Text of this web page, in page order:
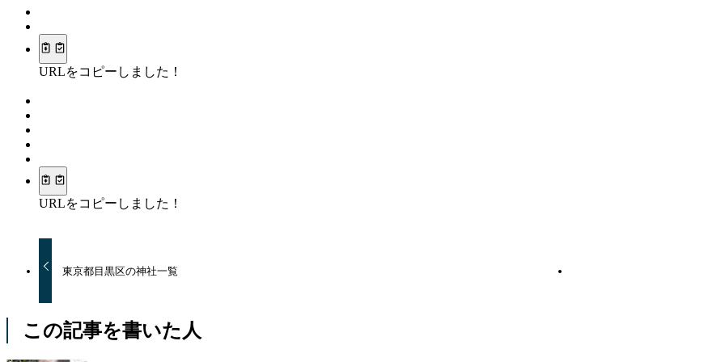
URLをコピーしました！
URLをコピーしました！
東京都目黒区の神社一覧
この記事を書いた人